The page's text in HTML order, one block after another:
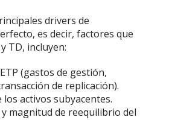
drivers de
es decir, factores que
TD, incluyen:
(gastos de gestión,
de replicación).
los activos subyacentes.
y magnitud de reequilibrio del